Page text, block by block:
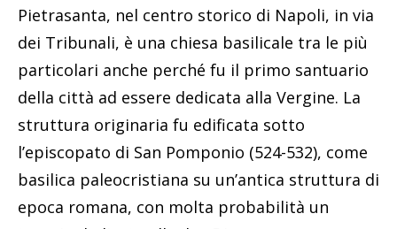
Pietrasanta, nel centro storico di Napoli, in via
dei Tribunali, è una chiesa basilicale tra le più
particolari anche perché fu il primo santuario
della città ad essere dedicata alla Vergine. La
struttura originaria fu edificata sotto
l’episcopato di San Pomponio (524-532), come
basilica paleocristiana su un’antica struttura di
epoca romana, con molta probabilità un